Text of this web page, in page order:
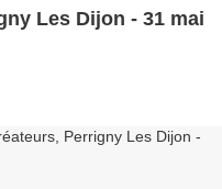
Les Dijon - 31 mai